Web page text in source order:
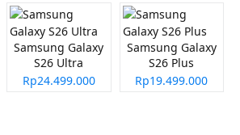
Samsung Galaxy
S26 Ultra
Rp24.499.000
Samsung Galaxy
S26 Plus
Rp19.499.000